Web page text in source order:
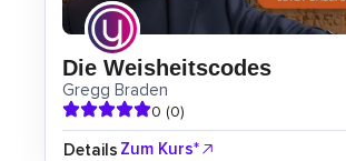
Die Weisheitscodes
Gregg Braden
0 (0)
Details Zum Kurs*